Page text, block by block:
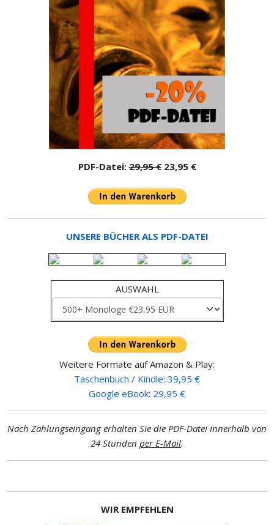
PDF-Datei:29,95 €23,95 €
UNSERE BÜCHER ALS PDF-DATEI
AUSWAHL
Weitere Formate auf Amazon & Play:
Taschenbuch / Kindle: 39,95 €
Google eBook: 29,95 €
Nach Zahlungseingang erhalten Sie die PDF-Datei innerhalb von
24 Stunden per E-Mail.
WIR EMPFEHLEN